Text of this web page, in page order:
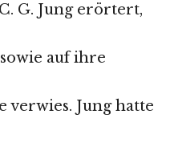
G. Jung erörtert,
auf ihre
verwies. Jung hatte